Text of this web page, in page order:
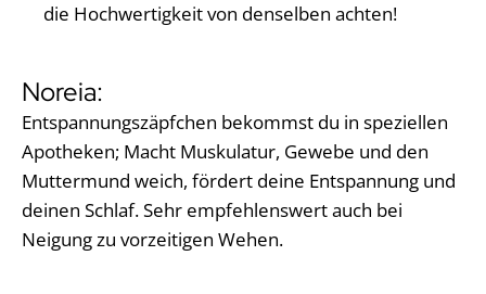
die Hochwertigkeit von denselben achten!
Noreia:
Entspannungszäpfchen bekommst du in speziellen
Apotheken; Macht Muskulatur, Gewebe und den
Muttermund weich, fördert deine Entspannung und
deinen Schlaf. Sehr empfehlenswert auch bei
Neigung zu vorzeitigen Wehen.